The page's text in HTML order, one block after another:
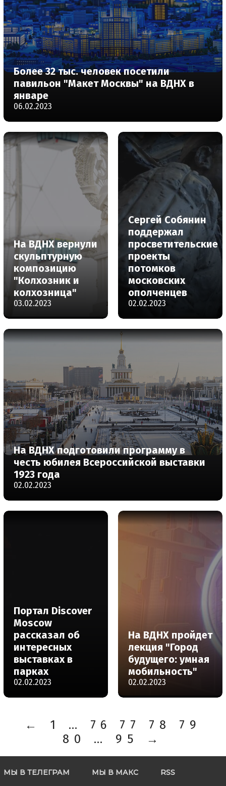
Более 32 тыс. человек посетили
павильон "Макет Москвы" на ВДНХ в
январе
06.02.2023
На ВДНХ вернули
скульптурную
композицию
"Колхозник и
колхозница"
03.02.2023
Сергей Собянин
поддержал
просветительские
проекты
потомков
московских
ополченцев
02.02.2023
На ВДНХ подготовили программу в
честь юбилея Всероссийской выставки
1923 года
02.02.2023
Портал Discover
Moscow
рассказал об
интересных
выставках в
парках
02.02.2023
На ВДНХ пройдет
лекция "Город
будущего: умная
мобильность"
02.02.2023
← 1 … 76 77 78
79
80
… 95 →
МЫ В ТЕЛЕГРАМ МЫ В МАКС RSS